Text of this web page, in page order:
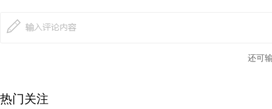
还可
热门关注